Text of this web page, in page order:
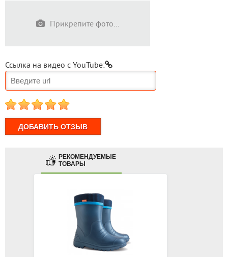
Прикрепите фото...
Ссылка на видео с YouTube:
1 2 3 4 5
РЕКОМЕНДУЕМЫЕ
ТОВАРЫ